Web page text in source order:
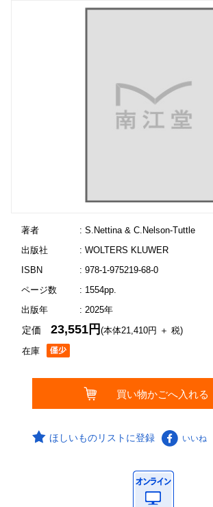
著者
: S.Nettina & C.Nelson-Tuttle
出版社
: WOLTERS KLUWER
ISBN
: 978-1-975219-68-0
ページ数
: 1554pp.
出版年
: 2025年
在庫
定価23,551円(本体21,410円 ＋ 税)
ほしいものリストに登録 いいね